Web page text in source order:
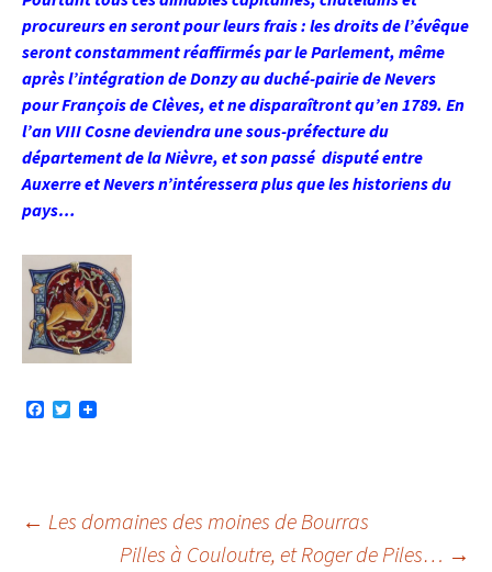
procureurs en seront pour leurs frais : les droits de l’évêque
seront constamment réaffirmés par le Parlement, même
après l’intégration de Donzy au duché-pairie de Nevers
pour François de Clèves, et ne disparaîtront qu’en 1789. En
l’an VIII Cosne deviendra une sous-préfecture du
département de la Nièvre, et son passé disputé entre
Auxerre et Nevers n’intéressera plus que les historiens du
pays…
o
k
T
r
Navigation
← Les domaines des moines de Bourras
Pilles à Couloutre, et Roger de Piles… →